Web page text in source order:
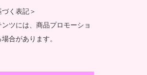
く表記＞
ツには、商品プロモーショ
合があります。